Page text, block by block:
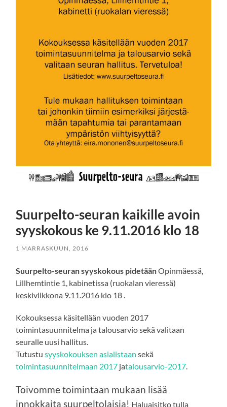
Suurpelto-seuran kaikille avoin
syyskokous ke 9.11.2016 klo 18
1 MARRASKUUN, 2016
Suurpelto-seuran syyskokous pidetäänOpinmäessä,
Lillhemtintie 1, kabinetissa (ruokalan vieressä)
keskiviikkona 9.11.2016 klo 18 .
Kokouksessa käsitellään vuoden 2017
toimintasuunnitelma ja talousarvio sekä valitaan
seuralle uusi hallitus.
Tutustusyyskokouksen asialistaan sekä
toimintasuunnitelmaan 2017 jatalousarvio-2017.
Toivomme toimintaan mukaan lisää
innokkaita suurpeltolaisia! Haluaisitko tulla